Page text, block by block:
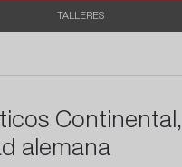
TALLERES
Continental,
alemana